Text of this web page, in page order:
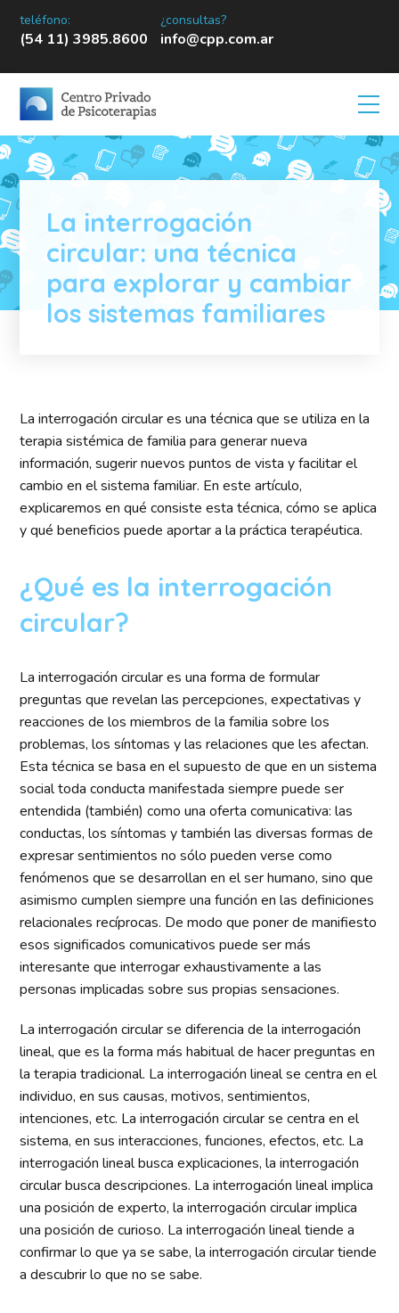
teléfono:
(54 11) 3985.8600
¿consultas?
info@cpp.com.ar
La interrogación
circular: una técnica
para explorar y cambiar
los sistemas familiares
La interrogación circular es una técnica que se utiliza en la
terapia sistémica de familia para generar nueva
información, sugerir nuevos puntos de vista y facilitar el
cambio en el sistema familiar. En este artículo,
explicaremos en qué consiste esta técnica, cómo se aplica
y qué beneficios puede aportar a la práctica terapéutica.
¿Qué es la interrogación
circular?
La interrogación circular es una forma de formular
preguntas que revelan las percepciones, expectativas y
reacciones de los miembros de la familia sobre los
problemas, los síntomas y las relaciones que les afectan.
Esta técnica se basa en el supuesto de que en un sistema
social toda conducta manifestada siempre puede ser
entendida (también) como una oferta comunicativa: las
conductas, los síntomas y también las diversas formas de
expresar sentimientos no sólo pueden verse como
fenómenos que se desarrollan en el ser humano, sino que
asimismo cumplen siempre una función en las definiciones
relacionales recíprocas. De modo que poner de manifiesto
esos significados comunicativos puede ser más
interesante que interrogar exhaustivamente a las
personas implicadas sobre sus propias sensaciones.
La interrogación circular se diferencia de la interrogación
lineal, que es la forma más habitual de hacer preguntas en
la terapia tradicional. La interrogación lineal se centra en el
individuo, en sus causas, motivos, sentimientos,
intenciones, etc. La interrogación circular se centra en el
sistema, en sus interacciones, funciones, efectos, etc. La
interrogación lineal busca explicaciones, la interrogación
circular busca descripciones. La interrogación lineal implica
una posición de experto, la interrogación circular implica
una posición de curioso. La interrogación lineal tiende a
confirmar lo que ya se sabe, la interrogación circular tiende
a descubrir lo que no se sabe.